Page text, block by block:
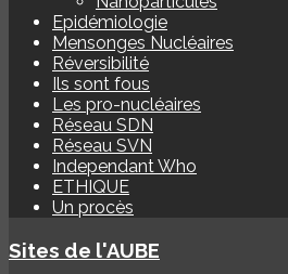
Epidémiologie
Mensonges Nucléaires
Réversibilité
Ils sont fous
Les pro-nucléaires
Réseau SDN
Réseau SVN
Independant Who
ETHIQUE
Un procès
Sites de l'AUBE